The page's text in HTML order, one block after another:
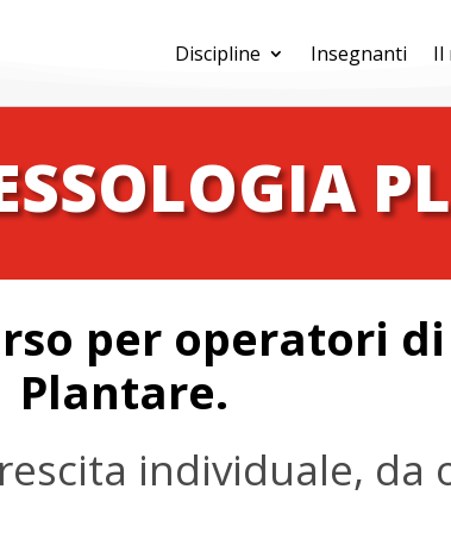
Discipline Insegnanti Il
per operatori
Plantare.
individuale, da